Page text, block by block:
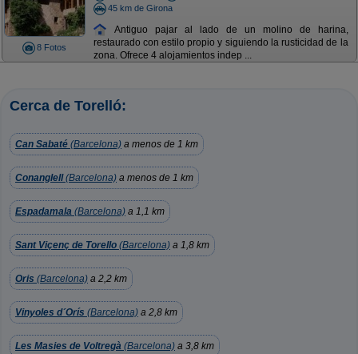
8 Fotos
45 km de Girona
Antiguo pajar al lado de un molino de harina,
restaurado con estilo propio y siguiendo la rusticidad de la
zona. Ofrece 4 alojamientos indep ...
Cerca de Torelló:
Can Sabaté (Barcelona) a menos de 1 km
Conanglell(Barcelona) a menos de 1 km
Espadamala (Barcelona) a 1,1 km
Sant Viçenç de Torello (Barcelona) a 1,8 km
Oris (Barcelona) a 2,2 km
Vinyoles d´Orís (Barcelona) a 2,8 km
Les Masies de Voltregà (Barcelona) a 3,8 km